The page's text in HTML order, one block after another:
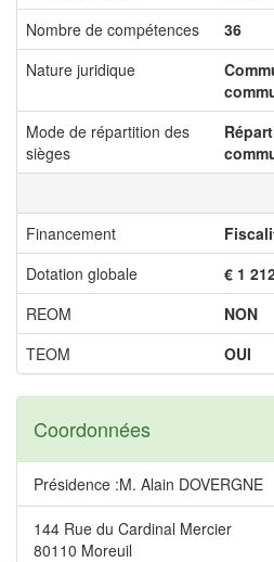
Nombre de compétences
36
Nature juridique
Mode de répartition des
sièges
Financement
Dotation globale
€ 1
REOM
NON
TEOM OUI
Coordonnées
Présidence :M. Alain DOVERGNE
144 Rue du Cardinal Mercier
80110 Moreuil